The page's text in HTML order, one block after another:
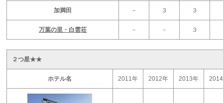
加満田 － ３ ３
万葉の里・白雲荘 － － ３
２つ星★★
ホテル名 2011年 2012年 2013年